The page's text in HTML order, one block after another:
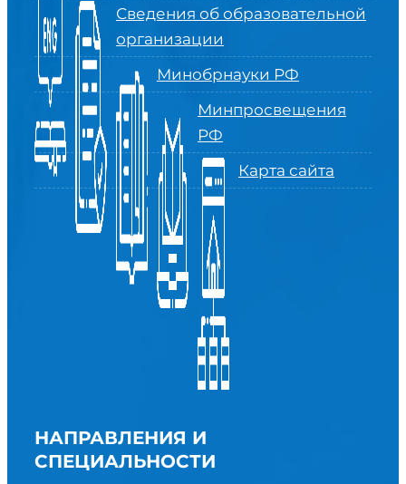
Сведения об образовательной
организации
Минобрнауки РФ
Минпросвещения
РФ
Карта сайта
НАПРАВЛЕНИЯ И
СПЕЦИАЛЬНОСТИ